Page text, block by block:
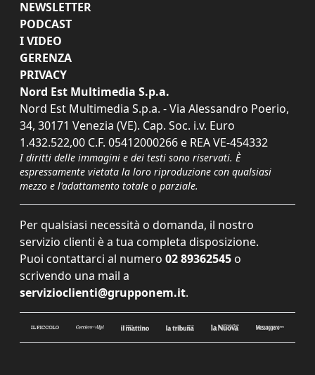
NEWSLETTER
PODCAST
I VIDEO
GERENZA
PRIVACY
Nord Est Multimedia S.p.a.
Nord Est Multimedia S.p.a. - Via Alessandro Poerio,
34, 30171 Venezia (VE). Cap. Soc. i.v. Euro
1.432.522,00 C.F. 05412000266 e REA VE-454332
I diritti delle immagini e dei testi sono riservati. È
espressamente vietata la loro riproduzione con qualsiasi
mezzo e l'adattamento totale o parziale.
Per qualsiasi necessità o domanda, il nostro
servizio clienti è a tua completa disposizione.
Puoi contattarci al numero 02 89362545 o
scrivendo una mail a
servizioclienti@grupponem.it.